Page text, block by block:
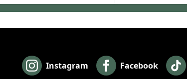
Instagram Facebook